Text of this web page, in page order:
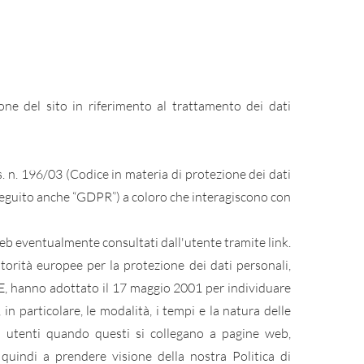
del sito in riferimento al trattamento dei dati
n. 196/03 (Codice in materia di protezione dei dati
anche “GDPR”) a coloro che interagiscono con
eventualmente consultati dall'utente tramite link.
europee per la protezione dei dati personali,
adottato il 17 maggio 2001 per individuare
particolare, le modalità, i tempi e la natura delle
quando questi si collegano a pagine web,
a prendere visione della nostra Politica di